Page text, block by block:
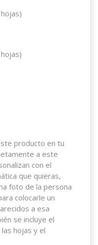
producto en tu
a este
con el
que quieras,
foto de la persona
colocarle un
a esa
se incluye el
hojas y el